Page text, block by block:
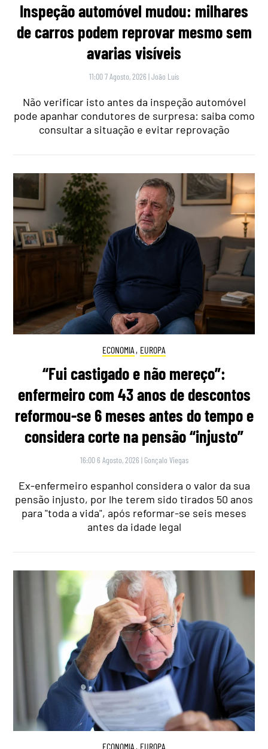
Inspeção automóvel mudou: milhares
de carros podem reprovar mesmo sem
avarias visíveis
11:00 7 Agosto, 2026 |João Luís
Não verificar isto antes da inspeção automóvel
pode apanhar condutores de surpresa: saiba como
consultar a situação e evitar reprovação
ECONOMIA , EUROPA
“Fui castigado e não mereço”:
enfermeiro com 43 anos de descontos
reformou-se 6 meses antes do tempo e
considera corte na pensão “injusto”
16:00 6 Agosto, 2026 | Gonçalo Viegas
Ex-enfermeiro espanhol considera o valor da sua
pensão injusto, por lhe terem sido tirados 50 anos
para "toda a vida", após reformar-se seis meses
antes da idade legal
ECONOMIA , EUROPA